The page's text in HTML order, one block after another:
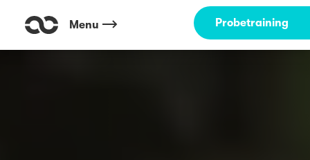
Menu Probetraining